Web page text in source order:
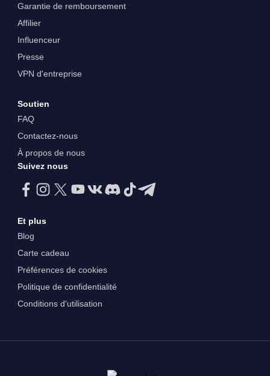
Garantie de remboursement
Affilier
Influenceur
Presse
VPN d'entreprise
Soutien
FAQ
Contactez-nous
À propos de nous
Suivez nous
Et plus
Blog
Carte cadeau
Préférences de cookies
Politique de confidentialité
Conditions d'utilisation